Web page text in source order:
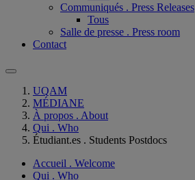
Communiqués . Press Releases
Tous
Salle de presse . Press room
Contact
UQAM
MÉDIANE
À propos . About
Qui . Who
Étudiant.es . Students Postdocs
Accueil . Welcome
Qui . Who